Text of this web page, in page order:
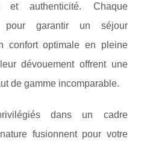
et authenticité. Chaque
pour garantir un séjour
confort optimale en pleine
dévouement offrent une
de gamme incomparable.
dans un cadre
fusionnent pour votre